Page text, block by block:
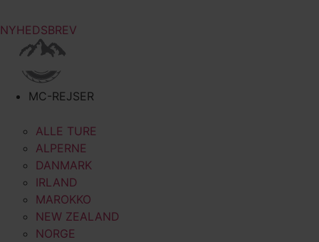
NYHEDSBREV
MC-REJSER
ALLE TURE
ALPERNE
DANMARK
IRLAND
MAROKKO
NEW ZEALAND
NORGE